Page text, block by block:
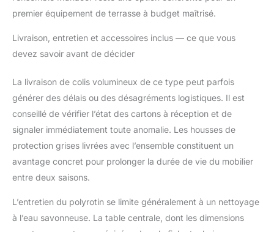
premier équipement de terrasse à budget maîtrisé.
Livraison, entretien et accessoires inclus — ce que vous
devez savoir avant de décider
La livraison de colis volumineux de ce type peut parfois
générer des délais ou des désagréments logistiques. Il est
conseillé de vérifier l’état des cartons à réception et de
signaler immédiatement toute anomalie. Les housses de
protection grises livrées avec l’ensemble constituent un
avantage concret pour prolonger la durée de vie du mobilier
entre deux saisons.
L’entretien du polyrotin se limite généralement à un nettoyage
à l’eau savonneuse. La table centrale, dont les dimensions